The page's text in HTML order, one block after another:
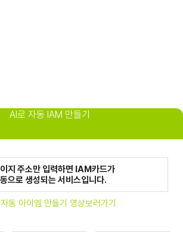
AI로 자동 IAM 만들기
지 주소만 입력하면 IAM카드가
으로 생성되는 서비스입니다.
동 아이엠 만들기 영상보러가기